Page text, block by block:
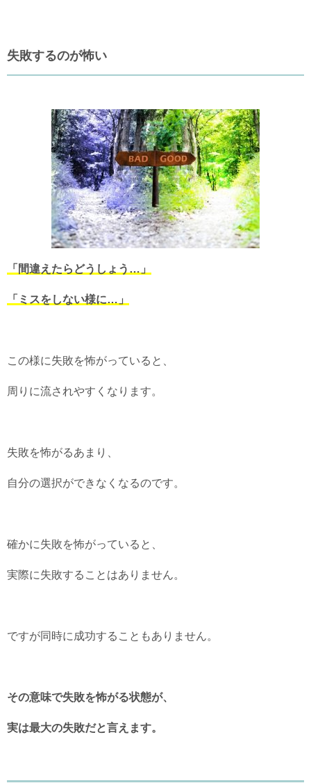
失敗するのが怖い
「間違えたらどうしょう…」
「ミスをしない様に…」
この様に失敗を怖がっていると、
周りに流されやすくなります。
失敗を怖がるあまり、
自分の選択ができなくなるのです。
確かに失敗を怖がっていると、
実際に失敗することはありません。
ですが同時に成功することもありません。
その意味で失敗を怖がる状態が、
実は最大の失敗だと言えます。